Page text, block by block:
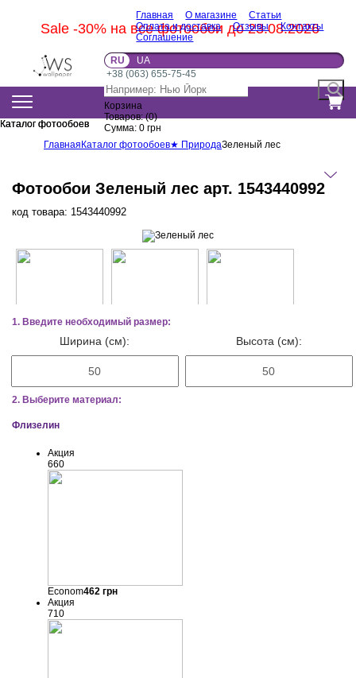
Sale -30% на все фотообои до 23.08.2026
Главная О магазине
Статьи
Оплата и доставка
Отзывы
Контакты
Соглашение
RU
UA
+38 (063) 655-75-45
Корзина
Товаров:(0)
Сумма: 0 грн
Каталог фотообоев
Каталог фотообоев
Главная Каталог фотообоев★ ПриродаЗеленый лес
Фотообои Зеленый лес арт. 1543440992
код товара: 1543440992
1. Введите необходимый размер:
Ширина (см): Высота (см):
2. Выберите материал:
Флизелин
Акция
660
Econom462грн
Акция
710